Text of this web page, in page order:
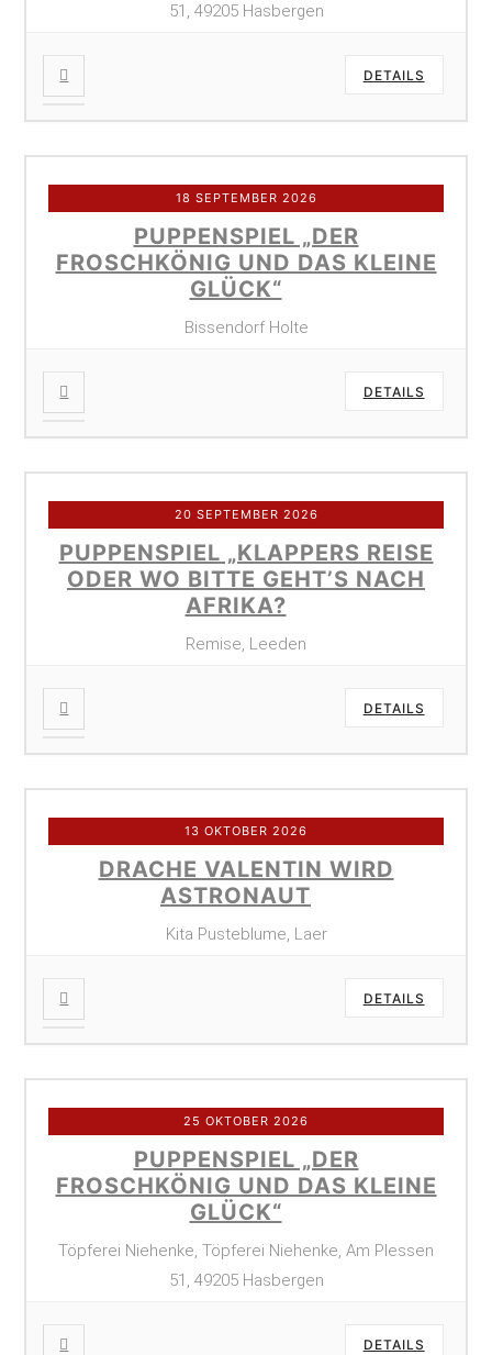
51, 49205 Hasbergen
DETAILS
18 SEPTEMBER 2026
PUPPENSPIEL „DER
FROSCHKÖNIG UND DAS KLEINE
GLÜCK“
Bissendorf Holte
DETAILS
20 SEPTEMBER 2026
PUPPENSPIEL „KLAPPERS REISE
ODER WO BITTE GEHT’S NACH
AFRIKA?
Remise, Leeden
DETAILS
13 OKTOBER 2026
DRACHE VALENTIN WIRD
ASTRONAUT
Kita Pusteblume, Laer
DETAILS
25 OKTOBER 2026
PUPPENSPIEL „DER
FROSCHKÖNIG UND DAS KLEINE
GLÜCK“
Töpferei Niehenke, Töpferei Niehenke, Am Plessen
51, 49205 Hasbergen
DETAILS